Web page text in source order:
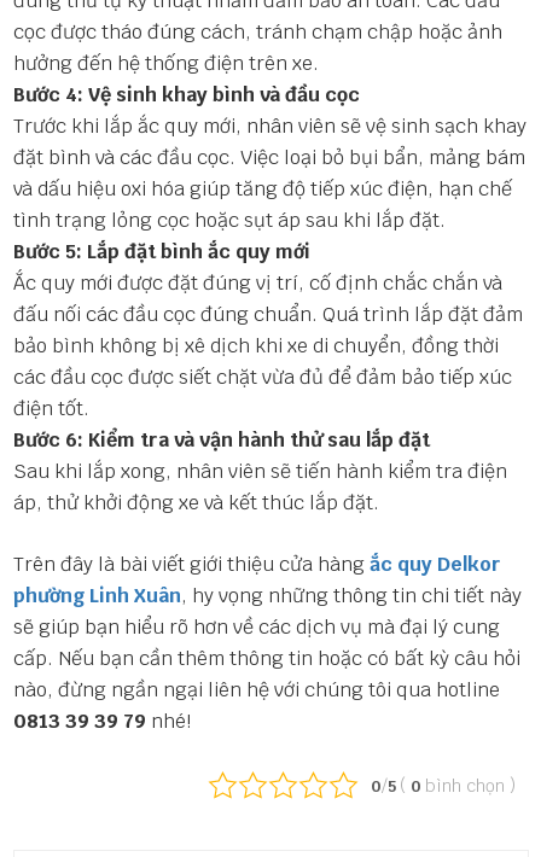
cọc được tháo đúng cách, tránh chạm chập hoặc ảnh
hưởng đến hệ thống điện trên xe.
Bước 4: Vệ sinh khay bình và đầu cọc
Trước khi lắp ắc quy mới, nhân viên sẽ vệ sinh sạch khay
đặt bình và các đầu cọc. Việc loại bỏ bụi bẩn, mảng bám
và dấu hiệu oxi hóa giúp tăng độ tiếp xúc điện, hạn chế
tình trạng lỏng cọc hoặc sụt áp sau khi lắp đặt.
Bước 5: Lắp đặt bình ắc quy mới
Ắc quy mới được đặt đúng vị trí, cố định chắc chắn và
đấu nối các đầu cọc đúng chuẩn. Quá trình lắp đặt đảm
bảo bình không bị xê dịch khi xe di chuyển, đồng thời
các đầu cọc được siết chặt vừa đủ để đảm bảo tiếp xúc
điện tốt.
Bước 6: Kiểm tra và vận hành thử sau lắp đặt
Sau khi lắp xong, nhân viên sẽ tiến hành kiểm tra điện
áp, thử khởi động xe và kết thúc lắp đặt.
Trên đây là bài viết giới thiệu cửa hàngắc quy Delkor
phường Linh Xuân, hy vọng những thông tin chi tiết này
sẽ giúp bạn hiểu rõ hơn về các dịch vụ mà đại lý cung
cấp. Nếu bạn cần thêm thông tin hoặc có bất kỳ câu hỏi
nào, đừng ngần ngại liên hệ với chúng tôi qua hotline
0813 39 39 79 nhé!
0/5 ( 0 bình chọn )